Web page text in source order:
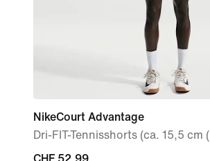
NikeCourt Advantage
Dri-FIT-Tennisshorts (ca. 15,5 cm
current
CHF 52.99